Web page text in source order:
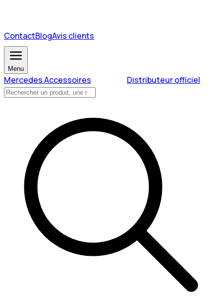
ContactBlogAvis clients
Menu
Mercedes Accessoires Distributeur officiel